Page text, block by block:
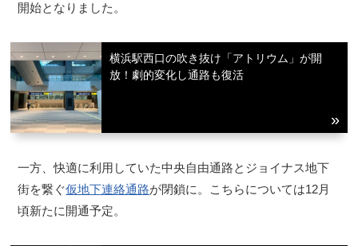
開始となりました。
横浜駅西口の吹き抜け「アトリウム」が開
放！劇的変化し通路も復活
一方、快適に利用していた中央自由通路とジョイナス地下
街を繋ぐ仮地下連絡通路が閉鎖に。こちらについては12月
頃新たに開通予定。